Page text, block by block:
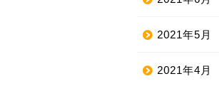
2021年5月
2021年4月